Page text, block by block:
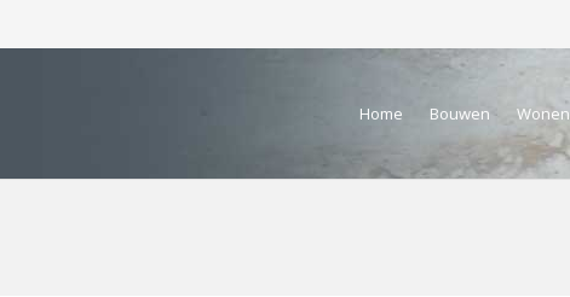
Home Bouwen Wonen